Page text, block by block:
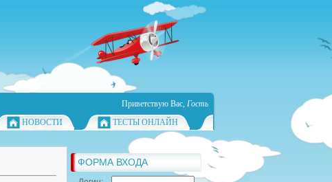
Приветствую Вас, Гость
НОВОСТИ
ТЕСТЫ ОНЛАЙН
ФОРМА ВХОДА